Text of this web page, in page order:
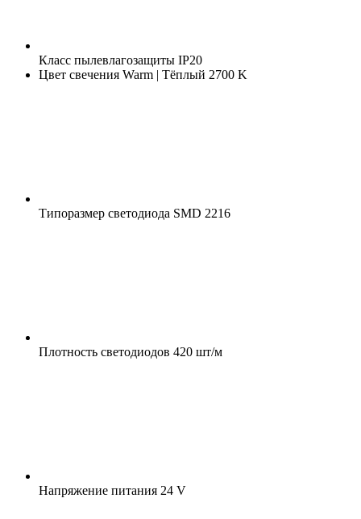
Класс пылевлагозащиты IP20
Цвет свечения Warm | Тёплый 2700 K
Типоразмер светодиода SMD 2216
Плотность светодиодов 420 шт/м
Напряжение питания 24 V